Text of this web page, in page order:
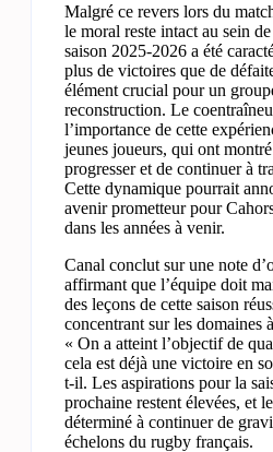
Malgré ce revers lors du
le moral reste intact au sein
saison 2025-2026 a été
plus de victoires que de
élément crucial pour un
reconstruction. Le
l’importance de cette
jeunes joueurs, qui ont
progresser et de continuer à
Cette dynamique pourrait
avenir prometteur pour
dans les années à venir.
Canal conclut sur une note
affirmant que l’équipe doit
des leçons de cette saison
concentrant sur les domaines
« On a atteint l’objectif de
cela est déjà une victoire en
t-il. Les aspirations pour la
prochaine restent élevées, et
déterminé à continuer de
échelons du rugby français.